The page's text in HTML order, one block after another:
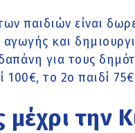
παιδιών είναι
και
για τους
100€, το 2ο παιδί
μέχρι την